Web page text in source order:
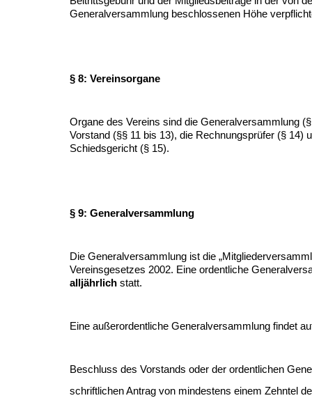
Generalversammlung beschlossenen Höhe
§ 8: Vereinsorgane
Organe des Vereins sind die Generalversammlung
Vorstand (§§ 11 bis 13), die Rechnungsprüfer (§ 14)
Schiedsgericht (§ 15).
§ 9: Generalversammlung
Die Generalversammlung ist die
Vereinsgesetzes 2002. Eine ordentliche
alljährlich statt.
Eine außerordentliche Generalversammlung findet
Beschluss des Vorstands oder der ordentlichen
schriftlichen Antrag von mindestens einem Zehntel